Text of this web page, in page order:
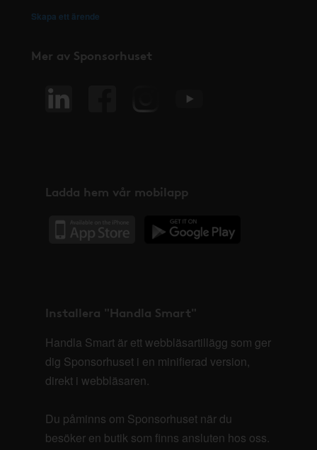
Skapa ett ärende
Mer av Sponsorhuset
Ladda hem vår mobilapp
Installera "Handla Smart"
Handla Smart är ett webbläsartillägg som ger
dig Sponsorhuset i en minifierad version,
direkt i webbläsaren.
Du påminns om Sponsorhuset när du
besöker en butik som finns ansluten hos oss.